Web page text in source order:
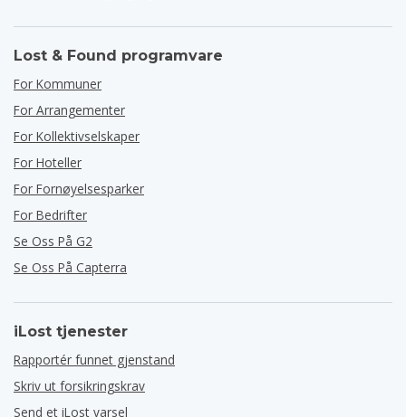
Lost & Found programvare
For Kommuner
For Arrangementer
For Kollektivselskaper
For Hoteller
For Fornøyelsesparker
For Bedrifter
Se Oss På G2
Se Oss På Capterra
iLost tjenester
Rapportér funnet gjenstand
Skriv ut forsikringskrav
Send et iLost varsel